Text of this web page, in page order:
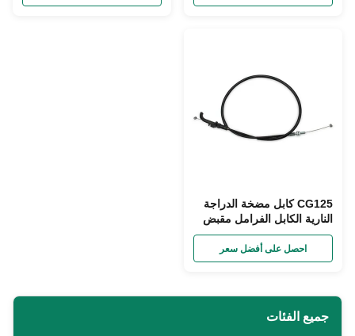
CG125 كابل مضخة الدراجة
النارية الكابل الفرامل مقبض
عداد السرعة كابل المسافة
احصل على أفضل سعر
جميع الفئات